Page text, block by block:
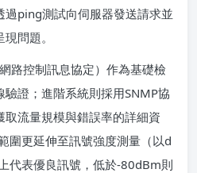
過ping測試向伺服器發送請求並
問題。
路控制訊息協定）作為基礎檢
證；進階系統則採用SNMP協
流量規模與錯誤率的詳細資
圍更延伸至訊號強度測量（以d
代表優良訊號，低於-80dBm則